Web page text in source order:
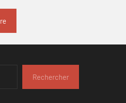
Rechercher